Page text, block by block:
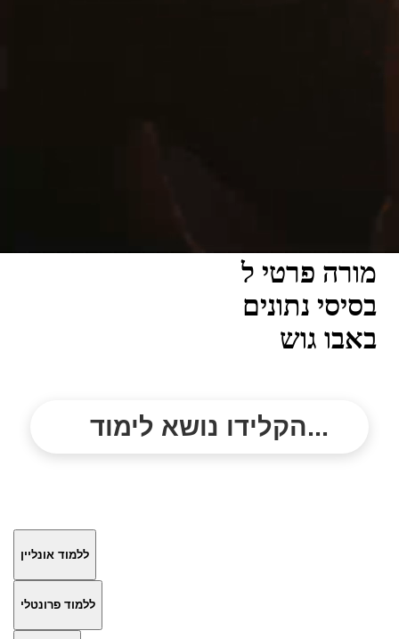
מורה פרטי ל
בסיסי נתונים
באבו גוש
הקלידו נושא לימוד...
ללמוד אונליין
ללמוד פרונטלי